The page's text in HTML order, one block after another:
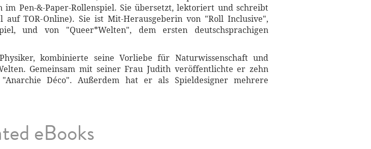
im Pen-&-Paper-Rollenspiel. Sie übersetzt, lektoriert und schreibt
TOR-Online). Sie ist Mit-Herausgeberin von "Roll Inclusive",
und von "Queer*Welten", dem ersten deutschsprachigen
kombinierte seine Vorliebe für Naturwissenschaft und
Gemeinsam mit seiner Frau Judith veröffentlichte er zehn
Déco". Außerdem hat er als Spieldesigner mehrere
eBooks